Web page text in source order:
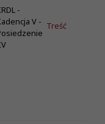
-
V - Treść